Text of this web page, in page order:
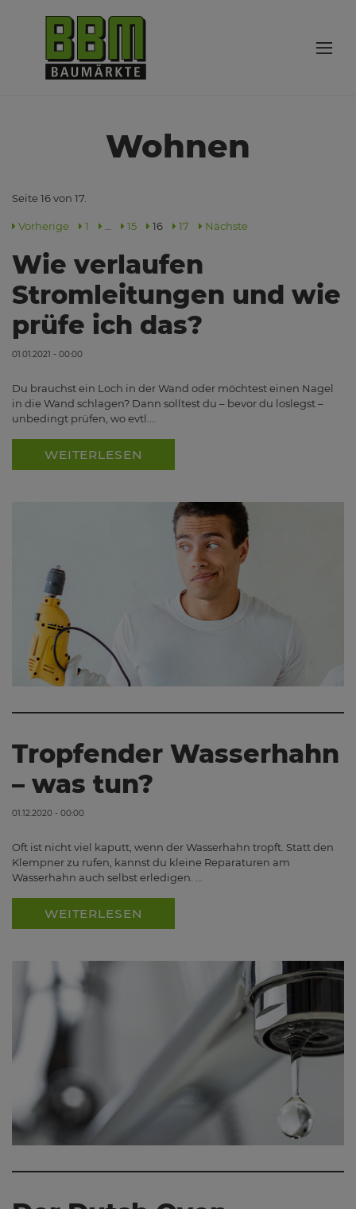
Wohnen
Seite 16 von 17.
Vorherige 1 15 16 17 Nächste
Wie verlaufen
Stromleitungen und wie
prüfe ich das?
01.01.2021 - 00:00
Du brauchst ein Loch in der Wand oder möchtest einen Nagel
in die Wand schlagen? Dann solltest du – bevor du loslegst –
unbedingt prüfen, wo evtl.…
WEITERLESEN
Tropfender Wasserhahn
– was tun?
01.12.2020 - 00:00
Oft ist nicht viel kaputt, wenn der Wasserhahn tropft. Statt den
Klempner zu rufen, kannst du kleine Reparaturen am
Wasserhahn auch selbst erledigen. …
WEITERLESEN